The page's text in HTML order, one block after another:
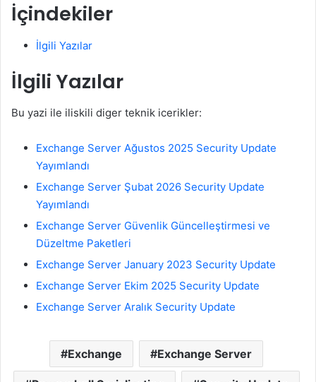
İçindekiler
İlgili Yazılar
İlgili Yazılar
Bu yazi ile iliskili diger teknik icerikler:
Exchange Server Ağustos 2025 Security Update
Yayımlandı
Exchange Server Şubat 2026 Security Update
Yayımlandı
Exchange Server Güvenlik Güncelleştirmesi ve
Düzeltme Paketleri
Exchange Server January 2023 Security Update
Exchange Server Ekim 2025 Security Update
Exchange Server Aralık Security Update
Exchange Exchange Server